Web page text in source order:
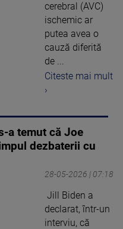
cerebral (AVC)
ischemic ar
putea avea o
cauză diferită
de ...
Citeste mai mult
›
a temut că Joe
dezbaterii cu
28-05-2026 | 07:18
Jill Biden a
declarat, într-un
interviu, că